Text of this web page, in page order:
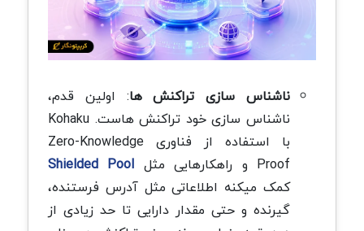
ناشناس سازی تراکنش ها: اولین قدم،
ناشناس سازی خود تراکنش هاست. Kohaku
با استفاده از فناوری Zero-Knowledge
Proof و راهکارهایی مثل
Shielded Pool
کمک میکنه اطلاعاتی مثل آدرس فرستنده،
گیرنده و حتی مقدار دارایی تا حد زیادی از